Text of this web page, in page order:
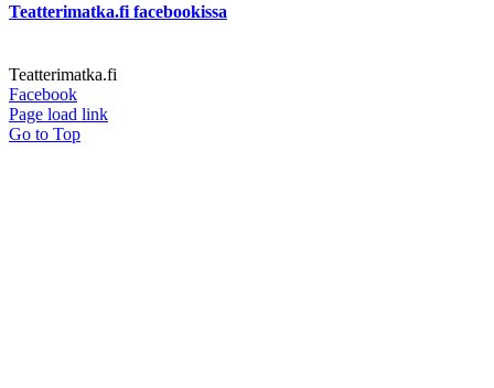
Teatterimatka.fi facebookissa
Teatterimatka.fi
Facebook
Page load link
Go to Top